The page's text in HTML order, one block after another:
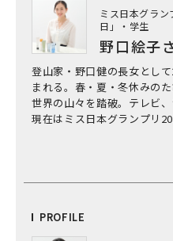
ミス日本グラ
日」・学生
野口絵子
登山家・野口健の長女とし
まれる。春・夏・冬休みの
世界の山々を踏破。テレビ
現在はミス日本グランプリ
PROFILE